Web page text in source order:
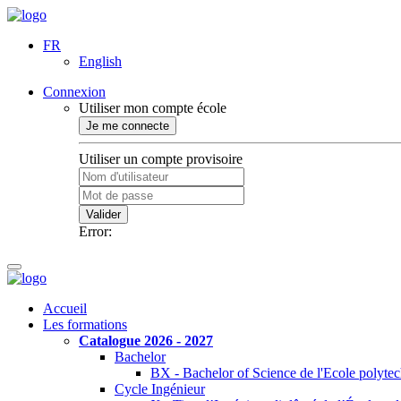
FR
English
Connexion
Utiliser mon compte école
Je me connecte
Utiliser un compte provisoire
Valider
Error:
Accueil
Les formations
Catalogue 2026 - 2027
Bachelor
BX - Bachelor of Science de l'Ecole
Cycle Ingénieur